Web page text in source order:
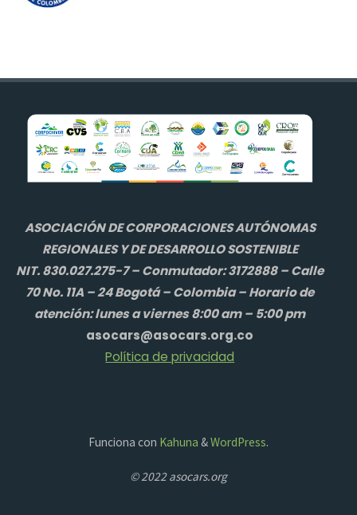
ASOCIACIÓN DE CORPORACIONES AUTÓNOMAS
REGIONALES Y DE DESARROLLO SOSTENIBLE
NIT. 830.027.275-7 – Conmutador: 3172888 – Calle
70 No. 11A – 24 Bogotá – Colombia – Horario de
atención: lunes a viernes 8:00 am – 5:00 pm
asocars@asocars.org.co
Política de privacidad
Funciona con Kahuna &WordPress.
© 2022 asocars.org